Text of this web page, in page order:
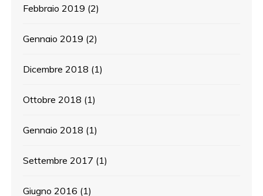
Febbraio 2019 (2)
Gennaio 2019 (2)
Dicembre 2018 (1)
Ottobre 2018 (1)
Gennaio 2018 (1)
Settembre 2017 (1)
Giugno 2016 (1)